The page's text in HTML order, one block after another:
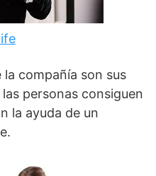
compañía son sus
personas consiguen
la ayuda de un